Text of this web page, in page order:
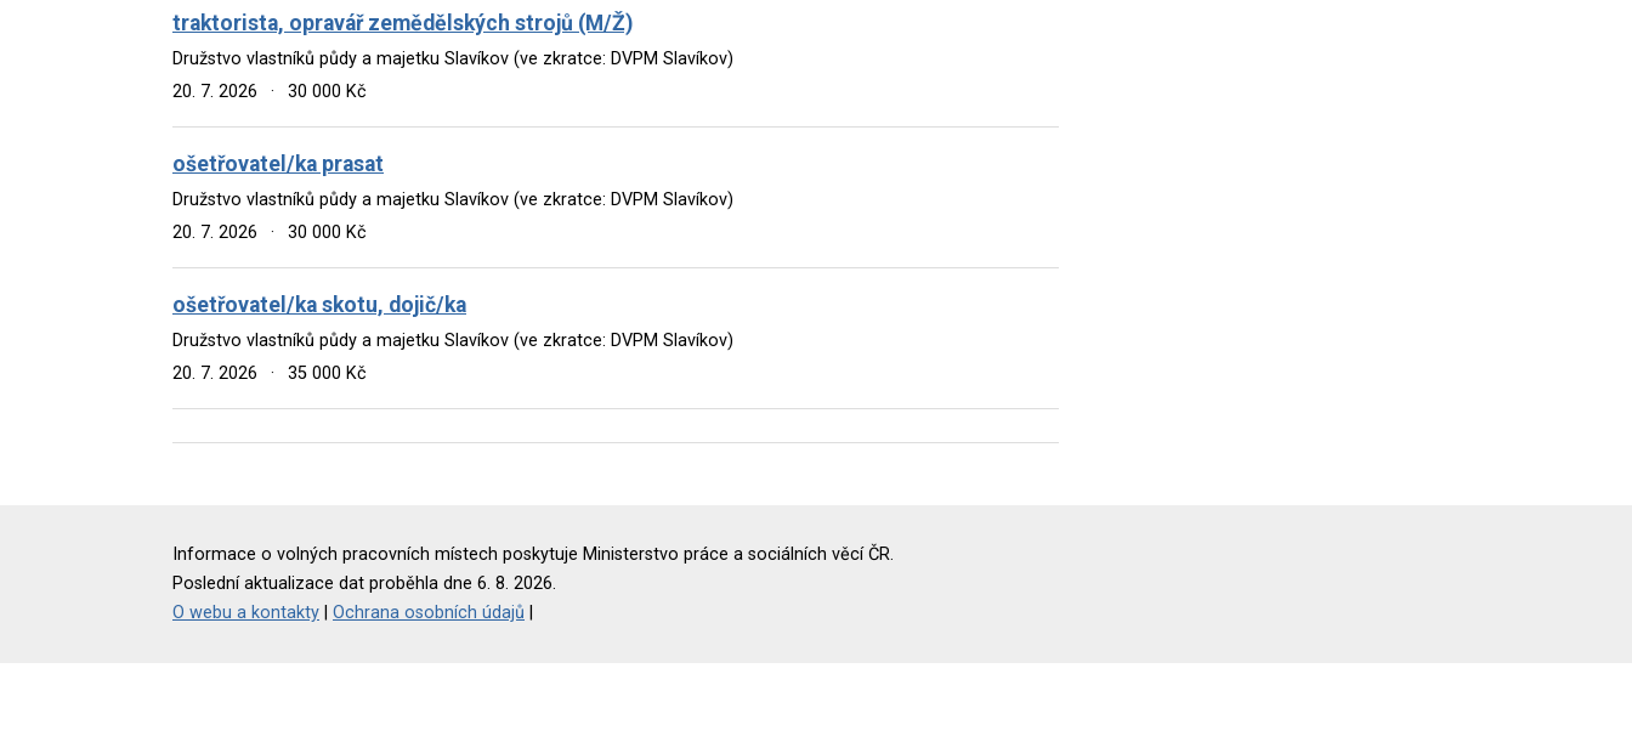
traktorista, opravář zemědělských strojů (M/Ž)
Družstvo vlastníků půdy a majetku Slavíkov (ve zkratce: DVPM Slavíkov)
20. 7. 2026
· 30 000 Kč
ošetřovatel/ka prasat
Družstvo vlastníků půdy a majetku Slavíkov (ve zkratce: DVPM Slavíkov)
20. 7. 2026
· 30 000 Kč
ošetřovatel/ka skotu, dojič/ka
Družstvo vlastníků půdy a majetku Slavíkov (ve zkratce: DVPM Slavíkov)
20. 7. 2026
· 35 000 Kč
Informace o volných pracovních místech poskytuje Ministerstvo práce a sociálních věcí ČR.
Poslední aktualizace dat proběhla dne 6. 8. 2026.
O webu a kontakty
Ochrana osobních údajů